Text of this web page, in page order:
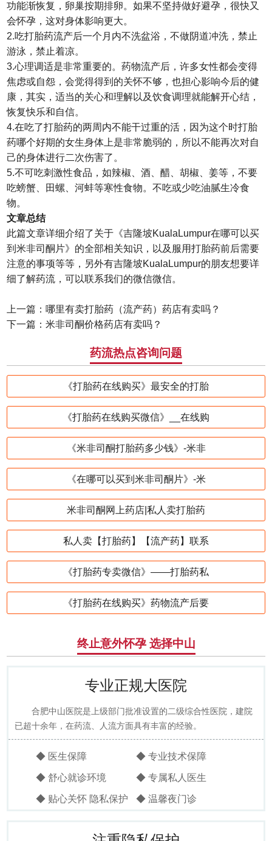
功能渐恢复，卵巢按期排卵。如果不坚持做好避孕，很快又
会怀孕，这对身体影响更大。
2.吃打胎药流产后一个月内不洗盆浴，不做阴道冲洗，禁止
游泳，禁止着凉。
3.心理调适是非常重要的。药物流产后，许多女性都会变得
焦虑或自怨，会觉得得到的关怀不够，也担心影响今后的健
康，其实，适当的关心和理解以及饮食调理就能解开心结，
恢复快乐和自信。
4.在吃了打胎药的两周内不能干过重的活，因为这个时打胎
药哪个好期的女生身体上是非常脆弱的，所以不能再次对自
己的身体进行二次伤害了。
5.不可吃刺激性食品，如辣椒、酒、醋、胡椒、姜等，不要
吃螃蟹、田螺、河蚌等寒性食物。不吃或少吃油腻生冷食
物。
文章总结
此篇文章详细介绍了关于《吉隆坡KualaLumpur在哪可以买
到米非司酮片》的全部相关知识，以及服用打胎药前后需要
注意的事项等等，另外有吉隆坡KualaLumpur的朋友想要详
细了解药流，可以联系我们的微信微信。
上一篇： 哪里有卖打胎药（流产药）药店有卖吗？
下一篇：米非司酮价格药店有卖吗？
药流热点咨询问题
《打胎药在线购买》最安全的打胎
《打胎药在线购买微信》__在线购
《米非司酮打胎药多少钱》-米非
《在哪可以买到米非司酮片》-米
米非司酮网上药店|私人卖打胎药
私人卖【打胎药】【流产药】联系
《打胎药专卖微信》——打胎药私
《打胎药在线购买》药物流产后要
终止意外怀孕 选择中山
专业正规大医院
合肥中山医院是上级部门批准设置的二级综合性医院，建院
已超十余年，在药流、人流方面具有丰富的经验。
◆ 医生保障 ◆ 专业技术保障
◆ 舒心就诊环境 ◆ 专属私人医生
◆ 贴心关怀 隐私保护 ◆ 温馨夜门诊